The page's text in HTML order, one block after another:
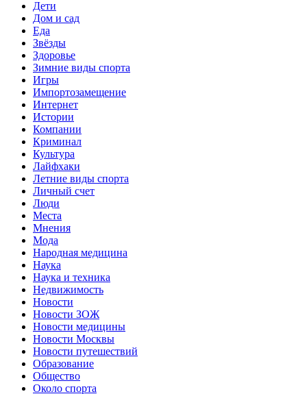
Дети
Дом и сад
Еда
Звёзды
Здоровье
Зимние виды спорта
Игры
Импортозамещение
Интернет
Истории
Компании
Криминал
Культура
Лайфхаки
Летние виды спорта
Личный счет
Люди
Места
Мнения
Мода
Народная медицина
Наука
Наука и техника
Недвижимость
Новости
Новости ЗОЖ
Новости медицины
Новости Москвы
Новости путешествий
Образование
Общество
Около спорта